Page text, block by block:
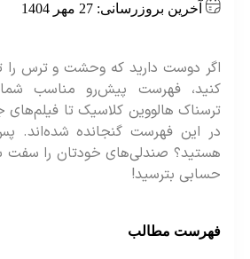
آخرین بروزرسانی: 27 مهر 1404
اگر دوست دارید که وحشت و ترس
کنید، فهرست پیش‌رو مناسب
در این فهرست گنجانده شده‌اند.
هستید؟ صندلی‌های خودتان را سفت
حسابی بترسید!
فهرست مطالب